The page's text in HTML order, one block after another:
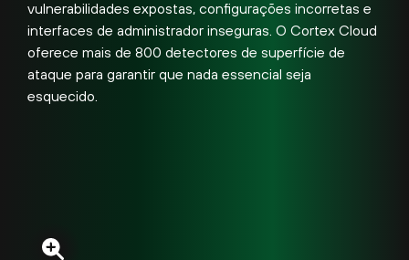
vulnerabilidades expostas, configurações incorretas e
interfaces de administrador inseguras. O Cortex Cloud
oferece mais de 800 detectores de superfície de
ataque para garantir que nada essencial seja
esquecido.